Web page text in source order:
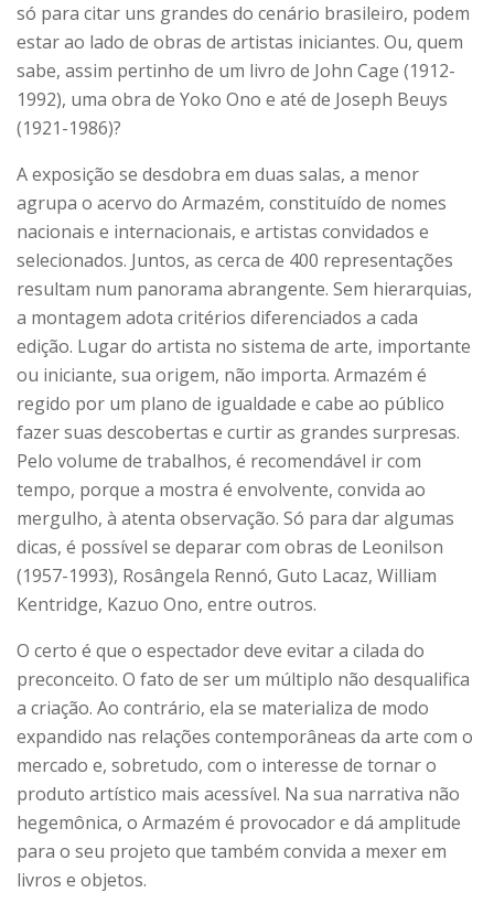
só para citar uns grandes do cenário brasileiro, podem
estar ao lado de obras de artistas iniciantes. Ou, quem
sabe, assim pertinho de um livro de John Cage (1912-
1992), uma obra de Yoko Ono e até de Joseph Beuys
(1921-1986)?
A exposição se desdobra em duas salas, a menor
agrupa o acervo do Armazém, constituído de nomes
nacionais e internacionais, e artistas convidados e
selecionados. Juntos, as cerca de 400 representações
resultam num panorama abrangente. Sem hierarquias,
a montagem adota critérios diferenciados a cada
edição. Lugar do artista no sistema de arte, importante
ou iniciante, sua origem, não importa. Armazém é
regido por um plano de igualdade e cabe ao público
fazer suas descobertas e curtir as grandes surpresas.
Pelo volume de trabalhos, é recomendável ir com
tempo, porque a mostra é envolvente, convida ao
mergulho, à atenta observação. Só para dar algumas
dicas, é possível se deparar com obras de Leonilson
(1957-1993), Rosângela Rennó, Guto Lacaz, William
Kentridge, Kazuo Ono, entre outros.
O certo é que o espectador deve evitar a cilada do
preconceito. O fato de ser um múltiplo não desqualifica
a criação. Ao contrário, ela se materializa de modo
expandido nas relações contemporâneas da arte com o
mercado e, sobretudo, com o interesse de tornar o
produto artístico mais acessível. Na sua narrativa não
hegemônica, o Armazém é provocador e dá amplitude
para o seu projeto que também convida a mexer em
livros e objetos.